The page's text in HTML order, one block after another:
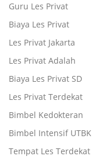
Guru Les Privat
Biaya Les Privat
Les Privat Jakarta
Les Privat Adalah
Biaya Les Privat SD
Les Privat Terdekat
Bimbel Kedokteran
Bimbel Intensif UTBK
Tempat Les Terdekat